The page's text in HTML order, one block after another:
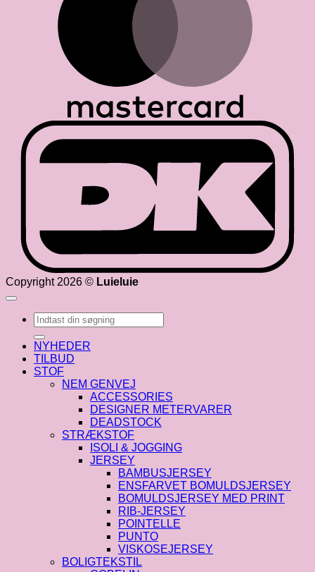
Copyright 2026 © Luieluie
Søg
efter:
NYHEDER
TILBUD
STOF
NEM GENVEJ
ACCESSORIES
DESIGNER METERVARER
DEADSTOCK
STRÆKSTOF
ISOLI & JOGGING
JERSEY
BAMBUSJERSEY
ENSFARVET BOMULDSJERSEY
BOMULDSJERSEY MED PRINT
RIB-JERSEY
POINTELLE
PUNTO
VISKOSEJERSEY
BOLIGTEKSTIL